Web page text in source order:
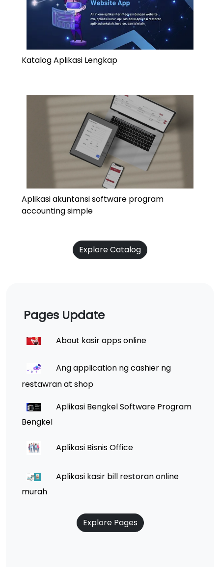
Katalog Aplikasi Lengkap
Aplikasi akuntansi software program
accounting simple
Explore Catalog
Pages Update
About kasir apps online
Ang application ng cashier ng
restawran at shop
Aplikasi Bengkel Software Program
Bengkel
Aplikasi Bisnis Office
Aplikasi kasir bill restoran online
murah
Explore Pages